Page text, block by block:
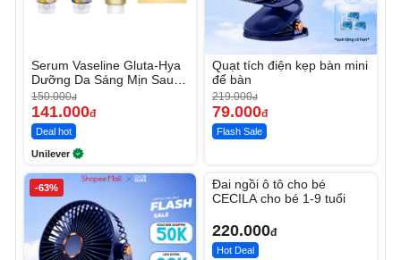
Serum Vaseline Gluta-Hya
Dưỡng Da Sáng Mịn Sau 7
Ngày
150.000đ
141.000đ
Deal hot
Unilever
Quạt tích điện kẹp bàn mini
để bàn
219.000đ
79.000đ
Flash Sale
-63%
Đai ngồi ô tô cho bé
CECILA cho bé 1-9 tuổi
220.000đ
Hot Deal